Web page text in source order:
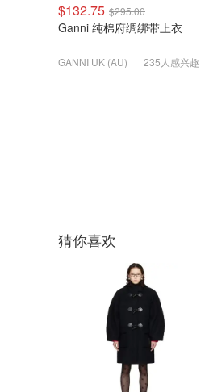
$132.75 $295.00
Ganni 纯棉府绸绑带上衣
GANNI UK (AU) 235人感兴趣
猜你喜欢